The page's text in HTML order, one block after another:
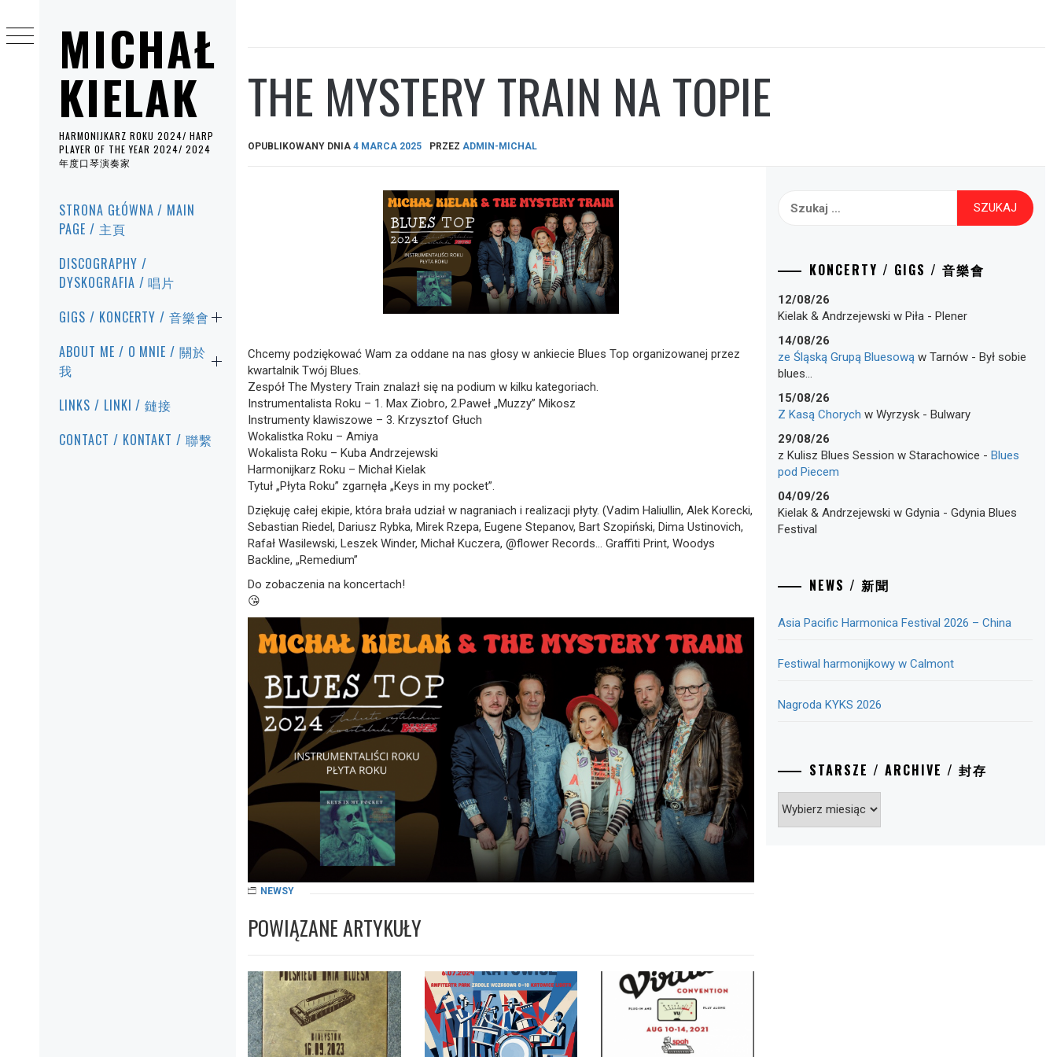
MICHAŁ
KIELAK
HARMONIJKARZ ROKU 2024/ HARP
PLAYER OF THE YEAR 2024/ 2024
年度口琴演奏家
główneSTRONA GŁÓWNA / MAIN
PAGE / 主頁
DISCOGRAPHY /
DYSKOGRAFIA / 唱片
GIGS / KONCERTY / 音樂會
ABOUT ME / O MNIE / 關於
我
LINKS / LINKI / 鏈接
CONTACT / KONTAKT / 聯繫
treści
THE MYSTERY TRAIN NA TOPIE
OPUBLIKOWANY DNIA 4 MARCA 2025 PRZEZ ADMIN-MICHAL
Chcemy podziękować Wam za oddane na nas głosy w ankiecie Blues Top organizowanej przez
kwartalnik Twój Blues.
Zespół The Mystery Train znalazł się na podium w kilku kategoriach.
Instrumentalista Roku – 1. Max Ziobro, 2.Paweł „Muzzy” Mikosz
Instrumenty klawiszowe – 3. Krzysztof Głuch
Wokalistka Roku – Amiya
Wokalista Roku – Kuba Andrzejewski
Harmonijkarz Roku – Michał Kielak
Tytuł „Płyta Roku” zgarnęła „Keys in my pocket”.
Dziękuję całej ekipie, która brała udział w nagraniach i realizacji płyty. (Vadim Haliullin, Alek Korecki,
Sebastian Riedel, Dariusz Rybka, Mirek Rzepa, Eugene Stepanov, Bart Szopiński, Dima Ustinovich,
Rafał Wasilewski, Leszek Winder, Michał Kuczera, @flower Records… Graffiti Print, Woodys
Backline, „Remedium”
Do zobaczenia na koncertach!
😘
NEWSY
POWIĄZANE ARTYKUŁY
KONCERTY / GIGS / 音樂會
12/08/26
Kielak & Andrzejewski w Piła - Plener
14/08/26
ze Śląską Grupą Bluesową w Tarnów - Był sobie
blues…
15/08/26
Z Kasą Chorych w Wyrzysk - Bulwary
29/08/26
z Kulisz Blues Session w Starachowice - Blues
pod Piecem
04/09/26
Kielak & Andrzejewski w Gdynia - Gdynia Blues
Festival
NEWS / 新聞
Asia Pacific Harmonica Festival 2026 – China
Festiwal harmonijkowy w Calmont
Nagroda KYKS 2026
STARSZE / ARCHIVE / 封存
Archive